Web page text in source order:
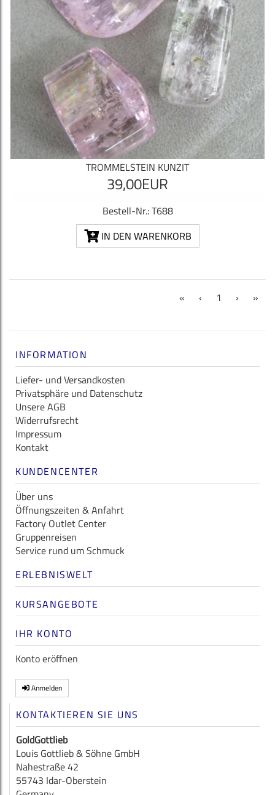
TROMMELSTEIN KUNZIT
39,00EUR
Bestell-Nr.: T688
IN DEN WARENKORB
« ‹ 1 (current)
› »
INFORMATION
Liefer- und Versandkosten
Privatsphäre und Datenschutz
Unsere AGB
Widerrufsrecht
Impressum
Kontakt
KUNDENCENTER
Über uns
Öffnungszeiten & Anfahrt
Factory Outlet Center
Gruppenreisen
Service rund um Schmuck
ERLEBNISWELT
KURSANGEBOTE
IHR KONTO
Konto eröffnen
Anmelden
KONTAKTIEREN SIE UNS
GoldGottlieb
Louis Gottlieb & Söhne GmbH
Nahestraße 42
55743 Idar-Oberstein